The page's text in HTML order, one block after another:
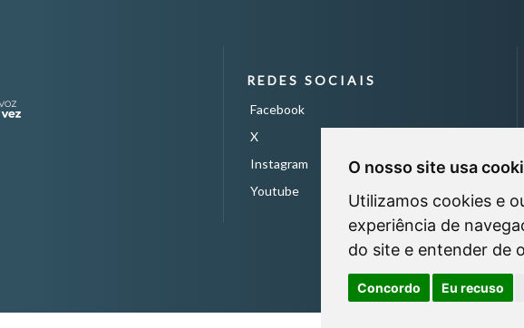
O nosso site usa
Utilizamos cookies e
experiência de
do site e entender de
Concordo Eu recuso
REDES SOCIAIS
Facebook
X
Instagram
Youtube